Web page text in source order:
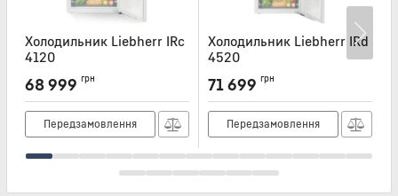
Холодильник Liebherr IRc
4120
IRC4120
68 999 грн
Передзамовлення
Холодильник Liebherr IRd
4520
IRD4520
71 699 грн
Передзамовлення